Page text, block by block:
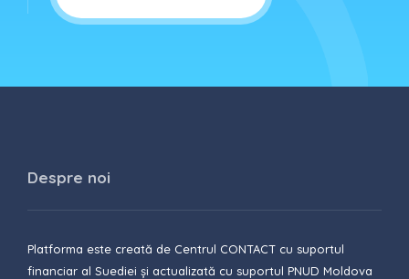
Despre noi
Platforma este creată de Centrul CONTACT cu suportul
financiar al Suediei și actualizată cu suportul PNUD Moldova